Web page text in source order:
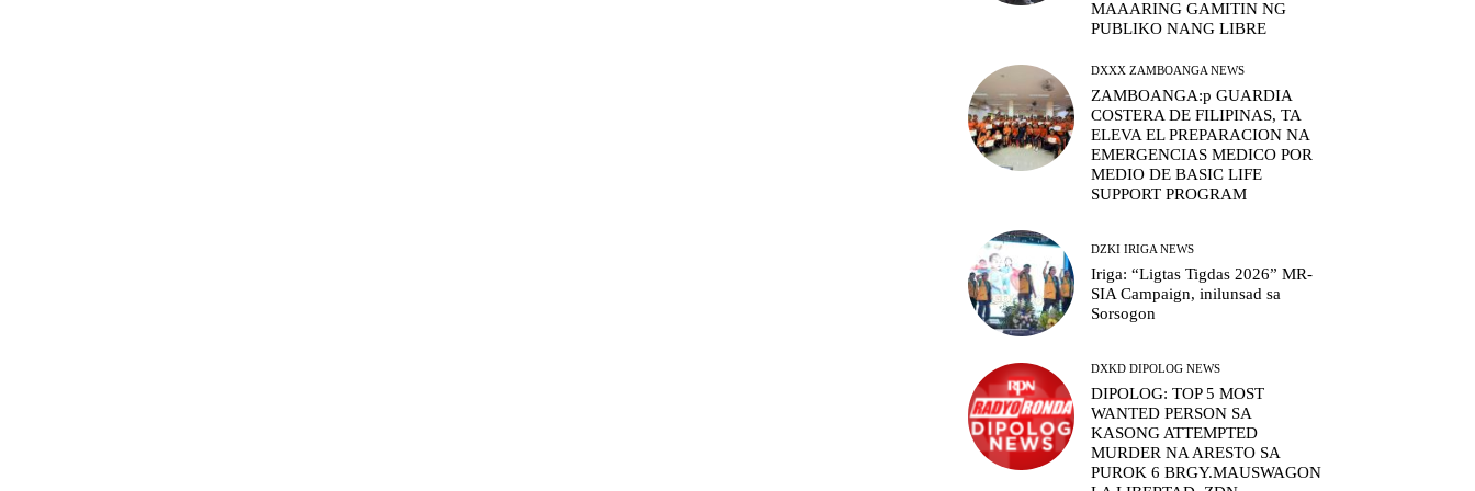
MAAARING GAMITIN NG
PUBLIKO NANG LIBRE
DXXX ZAMBOANGA NEWS
ZAMBOANGA:p GUARDIA
COSTERA DE FILIPINAS, TA
ELEVA EL PREPARACION NA
EMERGENCIAS MEDICO POR
MEDIO DE BASIC LIFE
SUPPORT PROGRAM
DZKI IRIGA NEWS
Iriga: “Ligtas Tigdas 2026” MR-
SIA Campaign, inilunsad sa
Sorsogon
DXKD DIPOLOG NEWS
DIPOLOG: TOP 5 MOST
WANTED PERSON SA
KASONG ATTEMPTED
MURDER NA ARESTO SA
PUROK 6 BRGY.MAUSWAGON